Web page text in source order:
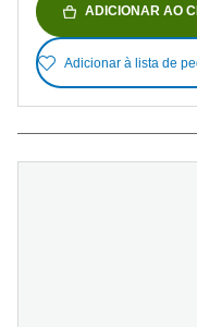
ADICIONAR AO
Adicionar à lista de